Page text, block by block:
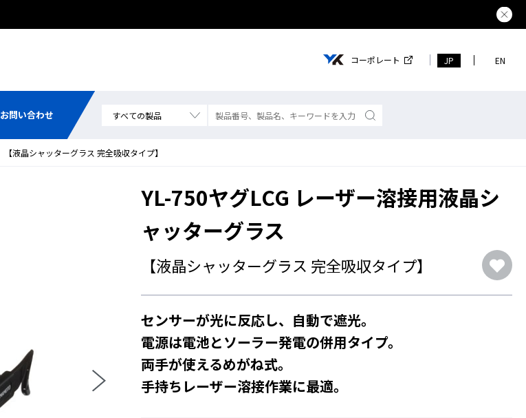
夏季休
コーポレート JP EN
お問い合わせ
【液晶シャッターグラス 完全吸収タイプ】
YL-750ヤグLCG レーザー溶接用液晶シ
ャッターグラス
【液晶シャッターグラス 完全吸収タイプ】
センサーが光に反応し、自動で遮光。
電源は電池とソーラー発電の併用タイプ。
両手が使えるめがね式。
手持ちレーザー溶接作業に最適。